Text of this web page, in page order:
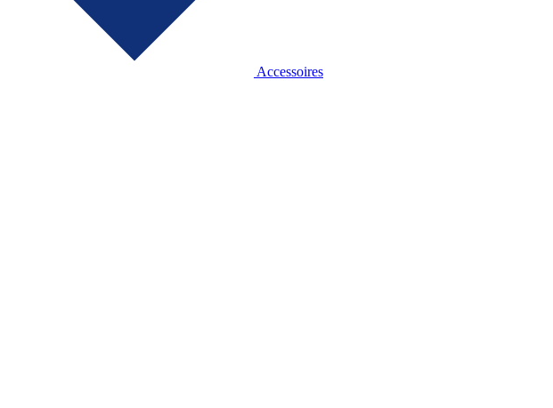
Accessoires